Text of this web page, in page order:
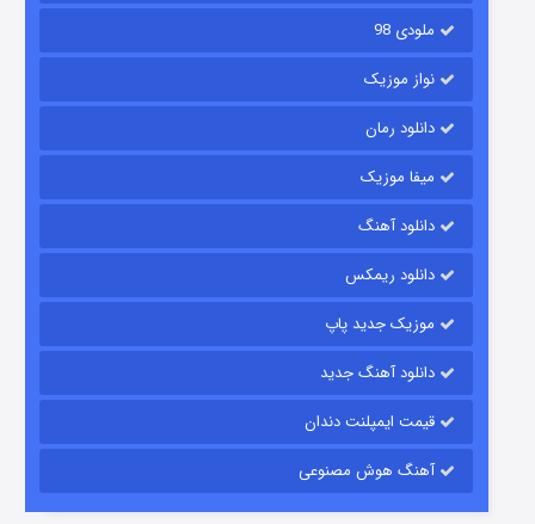
قسمت
شوگر فصل ۲
ملودی 98
نواز موزیک
دانلود رمان
میفا موزیک
دانلود آهنگ
دانلود ریمکس
موزیک جدید پاپ
دانلود آهنگ جدید
قیمت ایمپلنت دندان
آهنگ هوش مصنوعی